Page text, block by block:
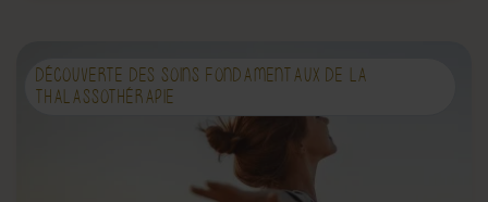
DÉCOUVERTE DES SOINS FONDAMENTAUX DE LA
THALASSOTHÉRAPIE